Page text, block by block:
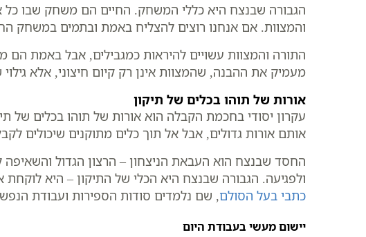
הגבורה שבנצח היא כללי המשחק. החיים הם משחק שבו
והמצוות. אם אנחנו רוצים להצליח באמת ובתמים במשחק
התורה והמצוות עשויים להיראות כמגבילים, אבל באמת הם
מעמיק את ההבנה, שהמצוות אינן רק קיום חיצוני, אלא
אורות של תוהו בכלים של תיקון
עקרון יסודי בחכמת הקבלה הוא אורות של תוהו בכלים של
אותם אורות גדולים, אבל אל תוך כלים מתוקנים שיכולים
החסד שבנצח הוא העבאת הניצחון – הרצון הגדול והשאיפה
ולפגיעה. הגבורה שבנצח היא הכלי של התיקון – היא
כתבי בעל הסולם, שם נלמדים סודות הספירות ועבודת
יישום מעשי בעבודת היום